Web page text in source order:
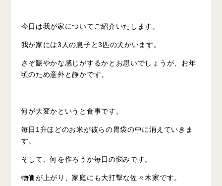
今日は我が家についてご紹介いたします。
我が家には3人の息子と3匹の犬がいます。
さぞ賑やかな感じがするかとお思いでしょうが、お年
頃のため意外と静かです。
何が大変かというと食事です。
毎日1升ほどのお米が彼らの胃袋の中に消えていきま
す。
そして、何を作ろうか毎日の悩みです。
物価が上がり、家庭にも大打撃な佐々木家です。